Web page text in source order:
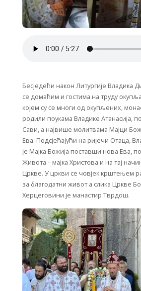
Бесједећи након Литургије Владика
се домаћим и гостима на труду
којем су се многи од окупљених,
родили поукама Владике Атанасија,
Сави, а највише молитвама Мајци
Ева. Подсјећајући на ријечи Отаца,
је Мајка Божија поставши нова Ева,
Живота – мајка Христова и на тај
Цркве. У цркви се човјек крштењем
за благодатни живот а слика Цркве
Херцеговини је манастир Тврдош.